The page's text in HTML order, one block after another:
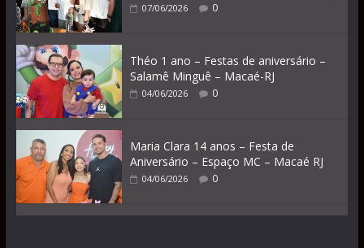
07/06/2026 0
Théo 1 ano – Festas de aniversário –
Salamê Minguê – Macaé-RJ
04/06/2026 0
Maria Clara 14 anos – Festa de
Aniversário – Espaço MC – Macaé RJ
04/06/2026 0